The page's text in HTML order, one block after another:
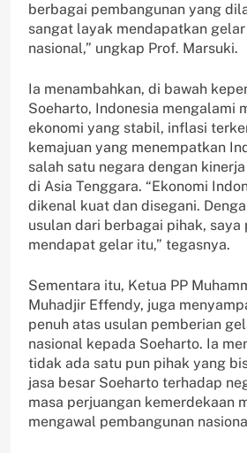
berbagai pembangunan yang
sangat layak mendapatkan
nasional,” ungkap Prof. Marsuki.
Ia menambahkan, di bawah
Soeharto, Indonesia mengalami
ekonomi yang stabil, inflasi
kemajuan yang menempatkan
salah satu negara dengan
di Asia Tenggara. “Ekonomi
dikenal kuat dan disegani.
usulan dari berbagai pihak,
mendapat gelar itu,” tegasnya.
Sementara itu, Ketua PP
Muhadjir Effendy, juga
penuh atas usulan pemberian
nasional kepada Soeharto. Ia
tidak ada satu pun pihak yang
jasa besar Soeharto terhadap
masa perjuangan kemerdekaan
mengawal pembangunan